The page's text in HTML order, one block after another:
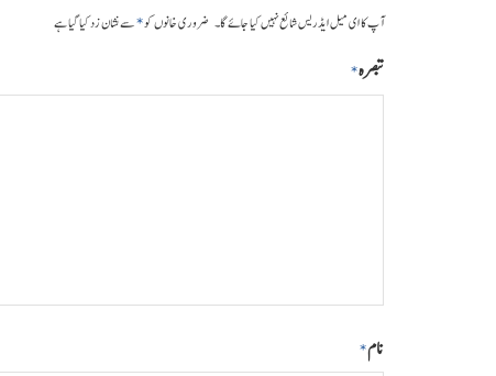
آپ کا ای میل ایڈریس شائع نہیں کیا جائے گا۔ ضروری خانوں کو*سے نشان زد کیا گیا ہے
تبصرہ*
نام*